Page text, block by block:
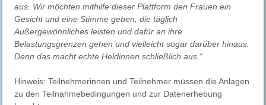
aus. Wir möchten mithilfe dieser Plattform den Frauen ein
Gesicht und eine Stimme geben, die täglich
Außergewöhnliches leisten und dafür an ihre
Belastungsgrenzen gehen und vielleicht sogar darüber hinaus.
Denn das macht echte Heldinnen schließlich aus.“
Hinweis: Teilnehmerinnen und Teilnehmer müssen die Anlagen
zu den Teilnahmebedingungen und zur Datenerhebung